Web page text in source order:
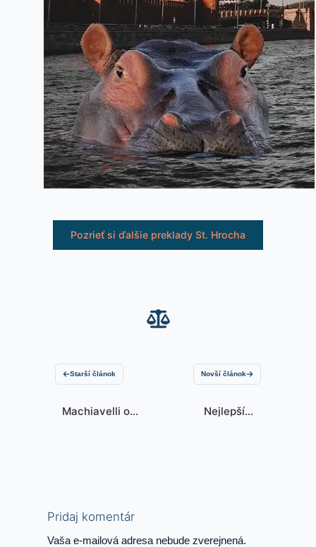
Pozrieť si ďalšie preklady St. Hrocha
Starší článok
Machiavelli o
Novší článok
Nejlepším
Pridaj komentár
Vaša e-mailová adresa nebude zverejnená.